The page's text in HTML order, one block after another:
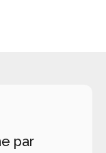
par